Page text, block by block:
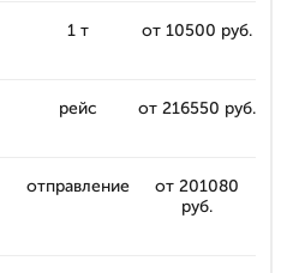
1 т от 10500 руб.
рейс от 216550 руб.
отправление
от 201080
руб.